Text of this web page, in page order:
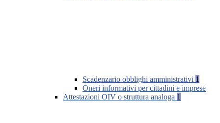
Scadenzario obblighi amministrativi 1
Oneri informativi per cittadini e imprese
Attestazioni OIV o struttura analoga 1